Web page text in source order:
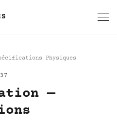
Physiques
—